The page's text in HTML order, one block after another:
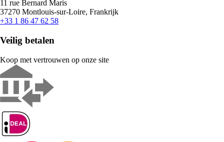
11 rue Bernard Maris
37270 Montlouis-sur-Loire, Frankrijk
+33 1 86 47 62 58
Veilig betalen
Koop met vertrouwen op onze site